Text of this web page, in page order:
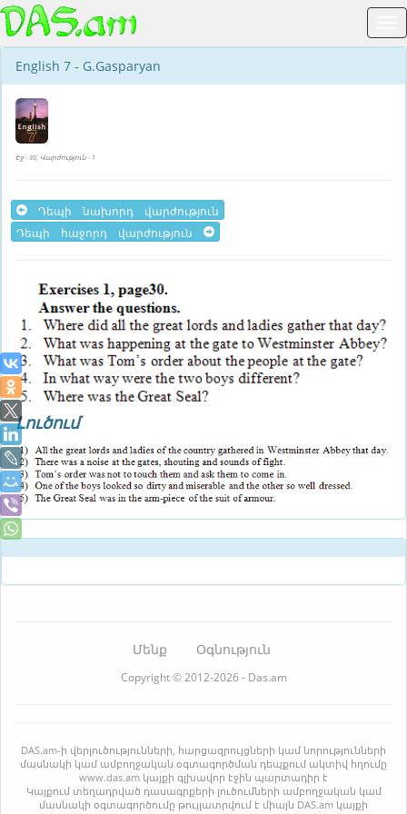
English 7 - G.Gasparyan
Էջ - 30, Վարժություն - 1
Դեպի նախորդ վարժություն
Դեպի հաջորդ վարժություն
Լուծում
Մենք Օգնություն
Copyright © 2012-2026 - Das.am
DAS.am-ի վերլուծությունների, հարցազրույցների կամ նորությունների
մասնակի կամ ամբողջական օգտագործման դեպքում ակտիվ հղումը
www.das.am կայքի գլխավոր էջին պարտադիր է
Կայքում տեղադրված դասագրքերի լուծումների ամբողջական կամ
մասնակի օգտագործումը թույլատրվում է միայն DAS.am կայքի